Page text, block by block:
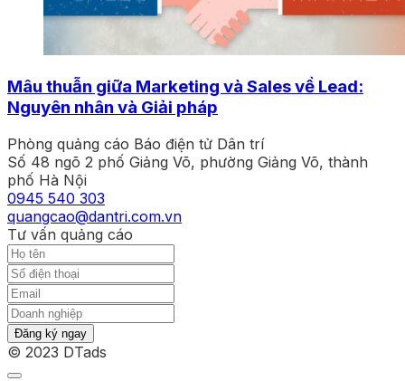
Mâu thuẫn giữa Marketing và Sales về Lead:
Nguyên nhân và Giải pháp
Phòng quảng cáo Báo điện tử Dân trí
Số 48 ngõ 2 phố Giảng Võ, phường Giảng Võ, thành
phố Hà Nội
0945 540 303
quangcao@dantri.com.vn
Tư vấn quảng cáo
Đăng ký ngay
© 2023 DTads